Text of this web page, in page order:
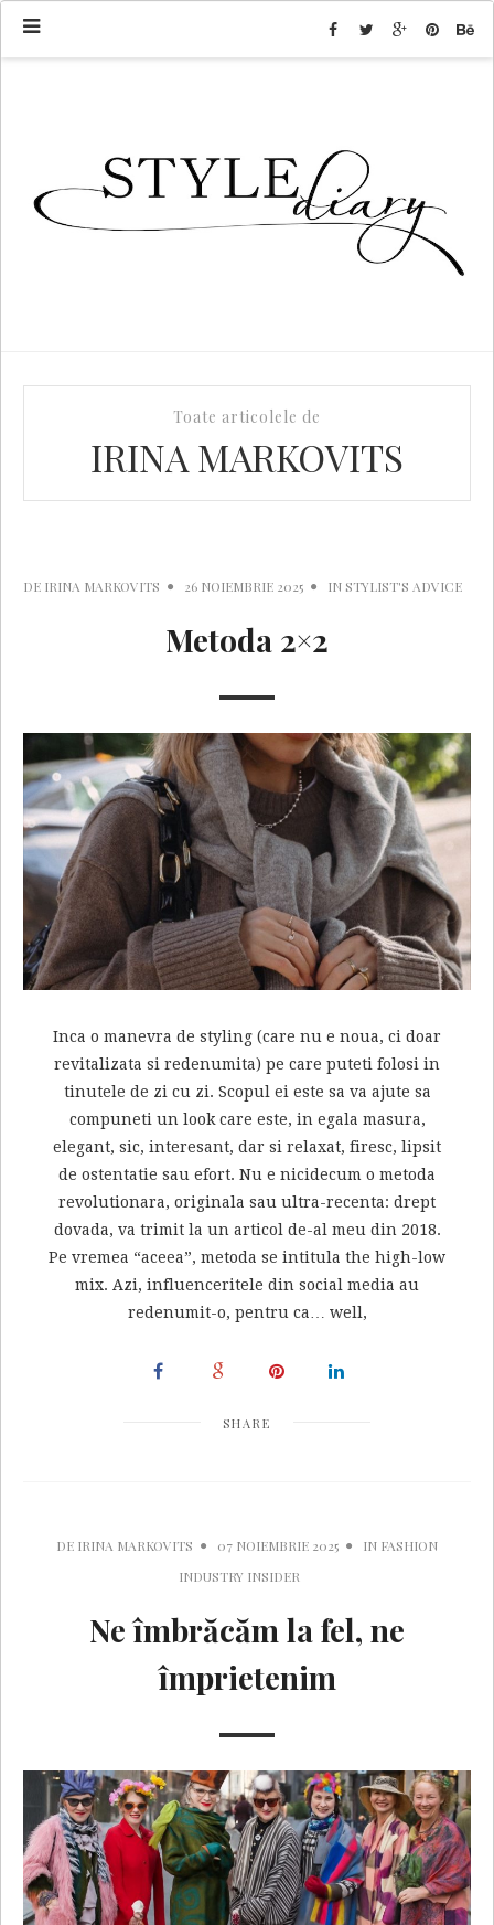
Toate articolele de
IRINA MARKOVITS
DE IRINA MARKOVITS 26 NOIEMBRIE 2025 IN STYLIST'S ADVICE
Metoda 2×2
Inca o manevra de styling (care nu e noua, ci doar
revitalizata si redenumita) pe care puteti folosi in
tinutele de zi cu zi. Scopul ei este sa va ajute sa
compuneti un look care este, in egala masura,
elegant, sic, interesant, dar si relaxat, firesc, lipsit
de ostentatie sau efort. Nu e nicidecum o metoda
revolutionara, originala sau ultra-recenta: drept
dovada, va trimit la un articol de-al meu din 2018.
Pe vremea “aceea”, metoda se intitula the high-low
mix. Azi, influenceritele din social media au
redenumit-o, pentru ca… well,
SHARE
DE IRINA MARKOVITS 07 NOIEMBRIE 2025 IN FASHION
INDUSTRY INSIDER
Ne îmbrăcăm la fel, ne
împrietenim